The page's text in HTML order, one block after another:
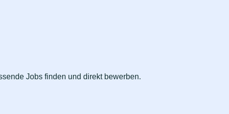
Jobs finden und direkt bewerben.